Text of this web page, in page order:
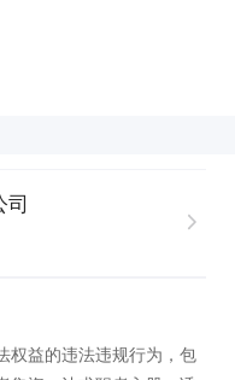
司
权益的违法违规行为，包